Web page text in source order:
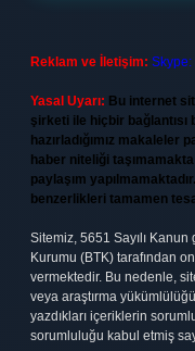
Reklam ve İletişim:
Yasal Uyarı: Bu internet
şirketi ile hiçbir bağlantısı
hazırladığımız
haber niteliği
paylaşım
benzerlikleri tamamen
Sitemiz, 5651 Sayılı
Kurumu (BTK) tarafından
vermektedir. Bu nedenle,
veya araştırma
yazdıkları içeriklerin
sorumluluğu kabul etmiş